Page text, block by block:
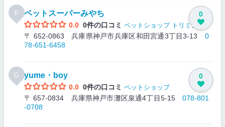
F ペットスーパーみやち
0.0 0件の口コミ ペットショップ トリミング
〒 652-0863 兵庫県神戸市兵庫区和田宮通3丁目3-13 0
78-651-6458
0
G yume・boy
0.0 0件の口コミ ペットショップ
〒 657-0834 兵庫県神戸市灘区泉通4丁目5-15 078-801
-0708
0